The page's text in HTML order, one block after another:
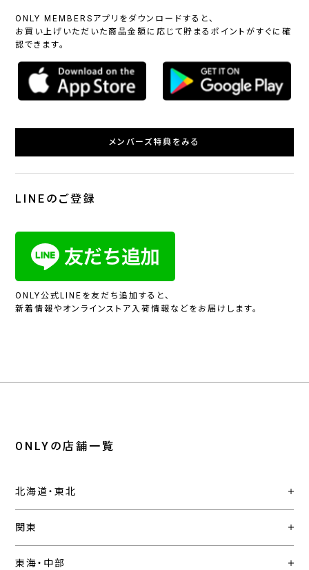
ONLY MEMBERSアプリをダウンロードすると、
お買い上げいただいた商品金額に応じて貯まるポイントがすぐに確
認できます。
メンバーズ特典をみる
LINEのご登録
ONLY公式LINEを友だち追加すると、
新着情報やオンラインストア入荷情報などをお届けします。
ONLYの店舗一覧
北海道・東北
関東
東海・中部